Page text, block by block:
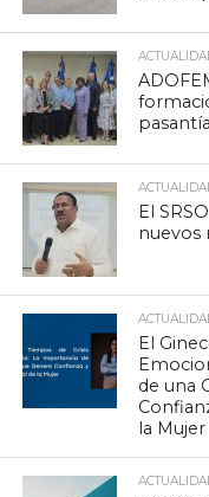
El
nuevos
El
de una
la Mujer